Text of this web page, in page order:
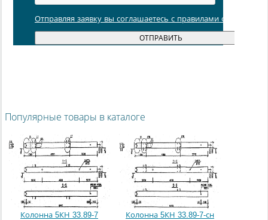
Отправляя заявку вы соглашаетесь с правилами обработки
Популярные товары в каталоге
Колонна 5КН 33.89-7
Колонна 5КН 33.89-7-сн